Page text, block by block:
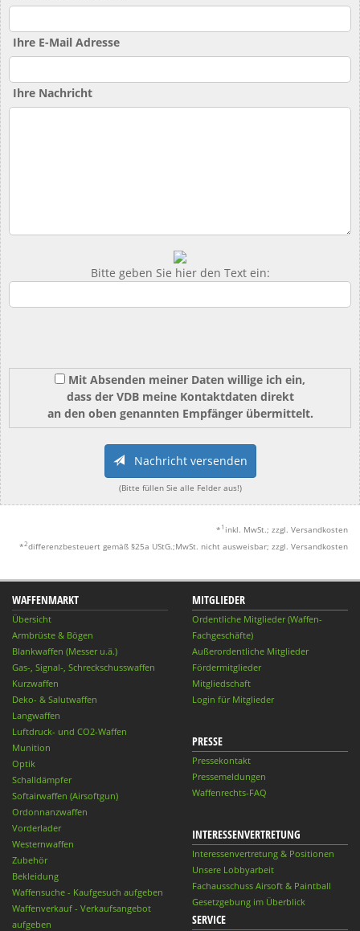
Ihre E-Mail Adresse
Ihre Nachricht
Bitte geben Sie hier den Text ein:
Mit Absenden meiner Daten willige ich ein,
dass der VDB meine Kontaktdaten direkt
an den oben genannten Empfänger übermittelt.
Nachricht versenden
(Bitte füllen Sie alle Felder aus!)
* 1 inkl. MwSt.; zzgl. Versandkosten
*2differenzbesteuert gemäß §25a UStG.;MwSt. nicht ausweisbar; zzgl. Versandkosten
WAFFENMARKT
Übersicht
Armbrüste & Bögen
Blankwaffen (Messer u.ä.)
Gas-, Signal-, Schreckschusswaffen
Kurzwaffen
Deko- & Salutwaffen
Langwaffen
Luftdruck- und CO2-Waffen
Munition
Optik
Schalldämpfer
Softairwaffen (Airsoftgun)
Ordonnanzwaffen
Vorderlader
Westernwaffen
Zubehör
Bekleidung
Waffensuche - Kaufgesuch aufgeben
Waffenverkauf - Verkaufsangebot
aufgeben
MITGLIEDER
Ordentliche Mitglieder (Waffen-
Fachgeschäfte)
Außerordentliche Mitglieder
Fördermitglieder
Mitgliedschaft
Login für Mitglieder
PRESSE
Pressekontakt
Pressemeldungen
Waffenrechts-FAQ
INTERESSENVERTRETUNG
Interessenvertretung & Positionen
Unsere Lobbyarbeit
Fachausschuss Airsoft & Paintball
Gesetzgebung im Überblick
SERVICE